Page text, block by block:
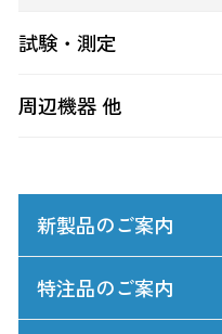
試験・測定
周辺機器 他
新製品のご案内
特注品のご案内